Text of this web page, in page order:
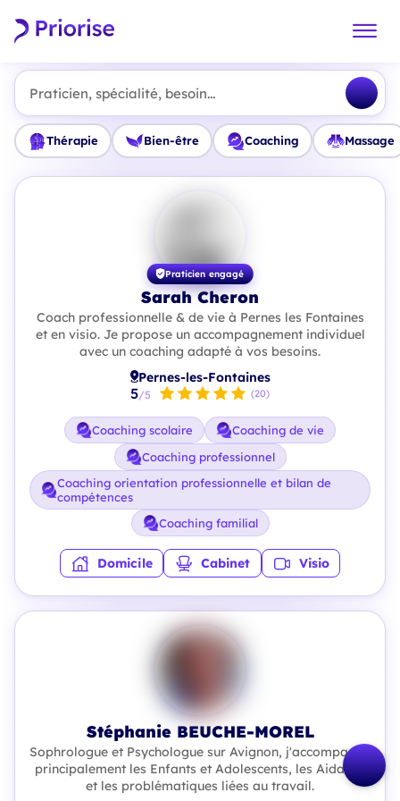
Praticien, spécialité, besoin...
Thérapie Bien-être Coaching Massage
Praticien engagé
Sarah Cheron
Coach professionnelle & de vie à Pernes les Fontaines
et en visio. Je propose un accompagnement individuel
avec un coaching adapté à vos besoins.
Pernes-les-Fontaines
5/5 (20)
Coaching scolaire
Coaching de vie
Coaching professionnel
Coaching orientation professionnelle et bilan de
compétences
Coaching familial
Domicile Cabinet Visio
Stéphanie BEUCHE-MOREL
Sophrologue et Psychologue sur Avignon, j'accompagne
principalement les Enfants et Adolescents, les Aidants,
et les problématiques liées au travail.